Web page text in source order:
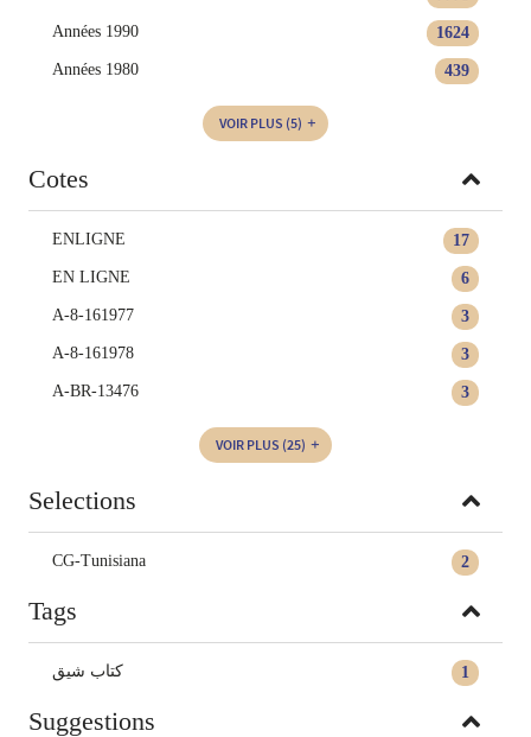
1624
Années 1990
439
Années 1980
VOIR PLUS (5)
Cotes
17
ENLIGNE
6
EN LIGNE
3
A-8-161977
3
A-8-161978
3
A-BR-13476
VOIR PLUS (25)
Selections
2
CG-Tunisiana
Tags
1 كتاب شيق
Suggestions